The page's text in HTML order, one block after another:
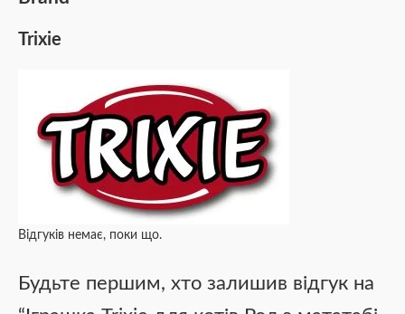
Trixie
Відгуків немає, поки що.
Будьте першим, хто залишив відгук на